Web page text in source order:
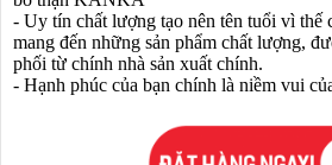
- Uy tín chất lượng tạo nên tên tuổi vì thế
mang đến những sản phẩm chất lượng,
phối từ chính nhà sản xuất chính.
- Hạnh phúc của bạn chính là niềm vui